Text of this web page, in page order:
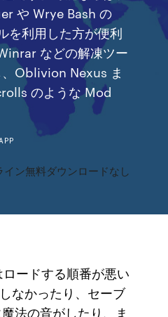
や Wrye Bash の
を利用した方が便利
などの解凍ツー
Oblivion Nexus ま
のような Mod
ン無料ダウンロードなし
ードする順番が悪い
なかったり、セーブ
法の音がしたり、ま